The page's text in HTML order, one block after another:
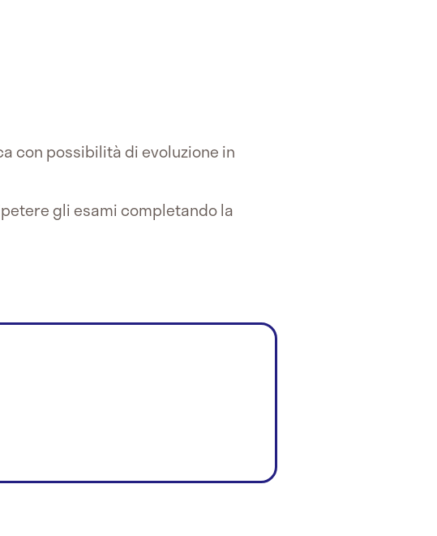
con possibilità di evoluzione in
gli esami completando la